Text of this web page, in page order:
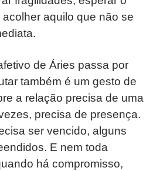
aquilo que não se
de Áries passa por
também é um gesto de
a relação precisa de uma
precisa de presença.
ser vencido, alguns
E nem toda
há compromisso,